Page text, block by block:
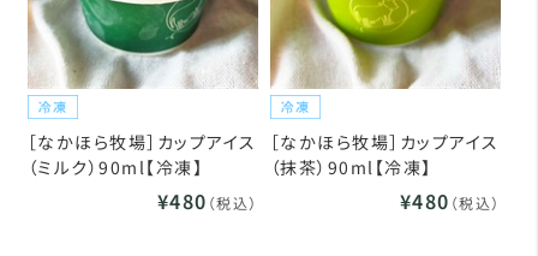
［なかほら牧場］カップアイス
（ミルク）90ml【冷凍】
¥480 （税込）
［なかほら牧場］カップアイス
（抹茶）90ml【冷凍】
¥480 （税込）